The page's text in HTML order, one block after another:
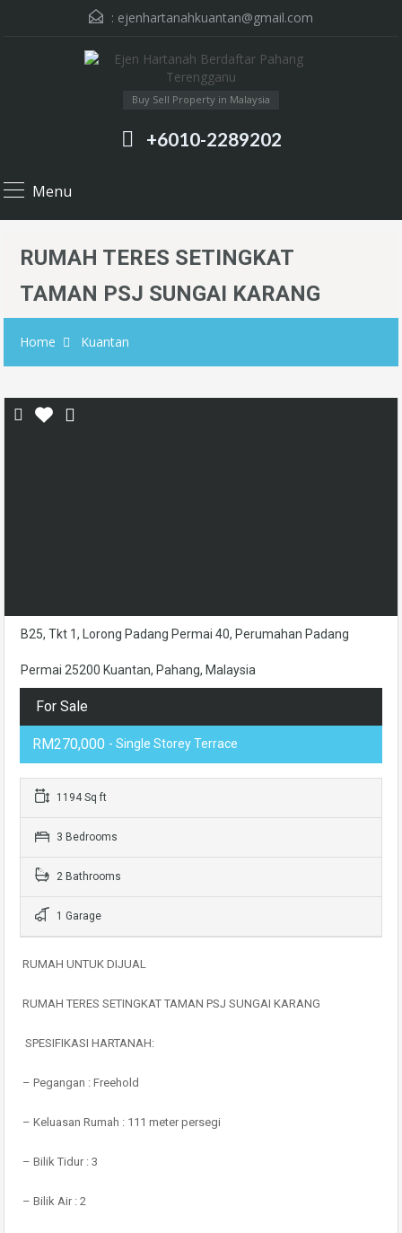
: ejenhartanahkuantan@gmail.com
Buy Sell Property in Malaysia
+6010-2289202
Menu
RUMAH TERES SETINGKAT
TAMAN PSJ SUNGAI KARANG
Home Kuantan
B25, Tkt 1, Lorong Padang Permai 40, Perumahan Padang
Permai 25200 Kuantan, Pahang, Malaysia
For Sale
RM270,000 - Single Storey Terrace
1194 Sq ft
3 Bedrooms
2 Bathrooms
1 Garage
RUMAH UNTUK DIJUAL
RUMAH TERES SETINGKAT TAMAN PSJ SUNGAI KARANG
SPESIFIKASI HARTANAH:
– Pegangan : Freehold
– Keluasan Rumah : 111 meter persegi
– Bilik Tidur : 3
– Bilik Air : 2